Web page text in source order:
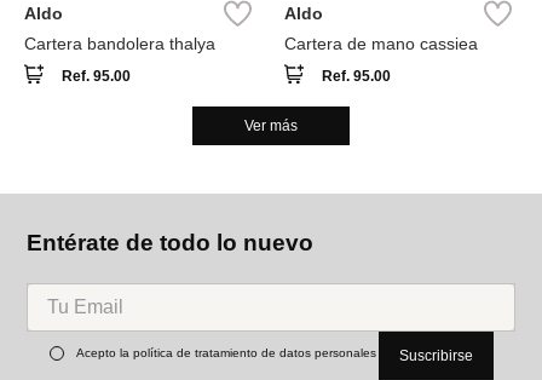
Aldo
Cartera bandolera thalya
Ref. 95.00
Aldo
Cartera de mano cassiea
Ref. 95.00
Ver más
Entérate de todo lo nuevo
Acepto la política de tratamiento de datos personales Suscribirse